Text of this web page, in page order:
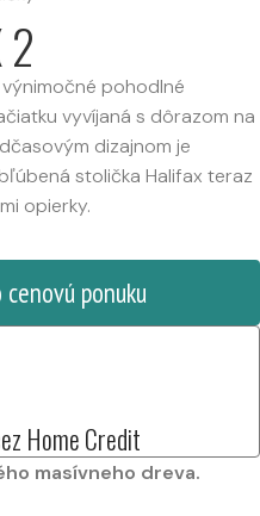
pohodlné
vyvíjaná s dôrazom na
dizajnom je
stolička Halifax teraz
opierky.
ponuku
Home Credit
masívneho dreva.